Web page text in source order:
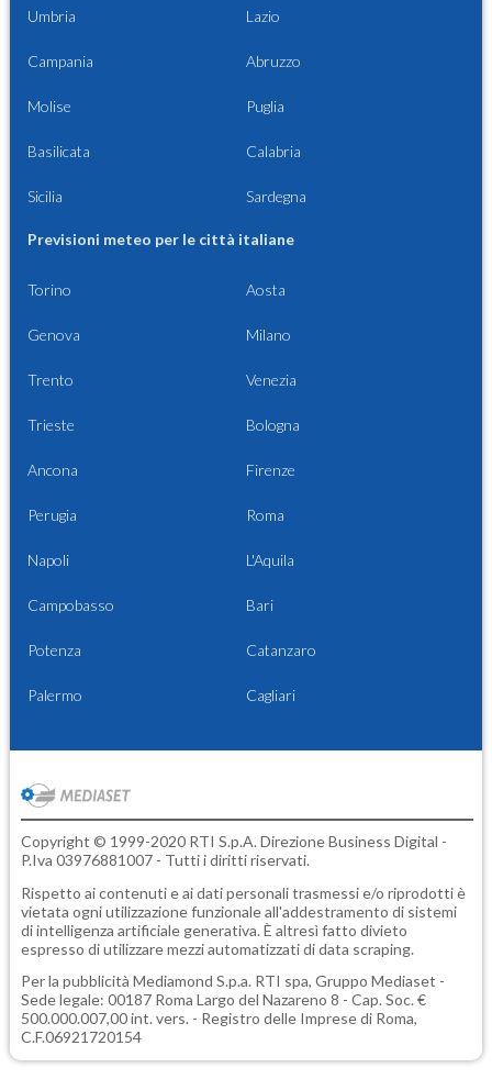
Umbria Lazio
Campania Abruzzo
Molise Puglia
Basilicata Calabria
Sicilia Sardegna
Previsioni meteo per le città italiane
Torino Aosta
Genova Milano
Trento Venezia
Trieste Bologna
Ancona Firenze
Perugia Roma
Napoli L'Aquila
Campobasso Bari
Potenza Catanzaro
Palermo Cagliari
Copyright © 1999-2020 RTI S.p.A. Direzione Business Digital -
P.Iva 03976881007 - Tutti i diritti riservati.
Rispetto ai contenuti e ai dati personali trasmessi e/o riprodotti è
vietata ogni utilizzazione funzionale all'addestramento di sistemi
di intelligenza artificiale generativa. È altresì fatto divieto
espresso di utilizzare mezzi automatizzati di data scraping.
Per la pubblicità Mediamond S.p.a. RTI spa, Gruppo Mediaset -
Sede legale: 00187 Roma Largo del Nazareno 8 - Cap. Soc. €
500.000.007,00 int. vers. - Registro delle Imprese di Roma,
C.F.06921720154